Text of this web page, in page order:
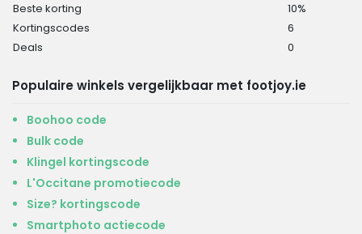
Beste korting
10%
Kortingscodes
6
Deals
0
Populaire winkels vergelijkbaar met footjoy.ie
Boohoo code
Bulk code
Klingel kortingscode
L'Occitane promotiecode
Size? kortingscode
Smartphoto actiecode